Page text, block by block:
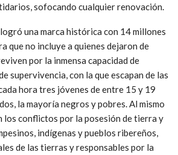
sofocando cualquier renovación.
una marca histórica con 14 millones
que no incluye a quienes dejaron de
por la inmensa capacidad de
supervivencia, con la que escapan de las
hora tres jóvenes de entre 15 y 19
la mayoría negros y pobres. Al mismo
los conflictos por la posesión de tierra y
indígenas y pueblos ribereños,
de las tierras y responsables por la